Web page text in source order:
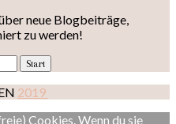
neue Blogbeiträge,
zu werden!
2019
Cookies. Wenn du sie